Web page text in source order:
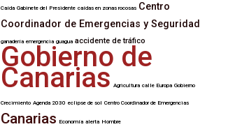
Caída Gabinete del Presidente caídas en zonas rocosas Centro
Coordinador de Emergencias y Seguridad
ganadería emergencia guagua accidente de tráfico
Gobierno de
Canarias Agricultura calle Europa Gobierno
Crecimiento Agenda 2030 eclipse de sol Centro Coordinador de Emergencias
Canarias Economía alerta Hombre